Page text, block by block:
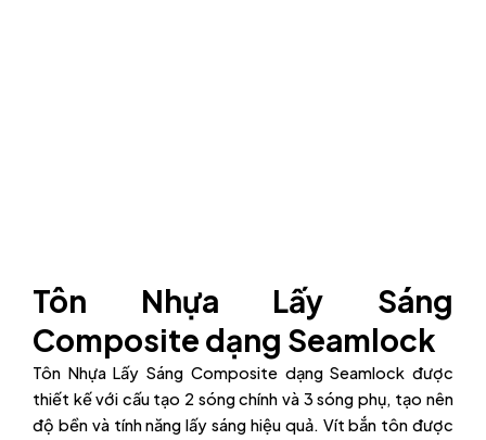
Tôn Nhựa Lấy Sáng
Composite dạng Seamlock
Tôn Nhựa Lấy Sáng Composite dạng Seamlock được
thiết kế với cấu tạo 2 sóng chính và 3 sóng phụ, tạo nên
độ bền và tính năng lấy sáng hiệu quả. Vít bắn tôn được